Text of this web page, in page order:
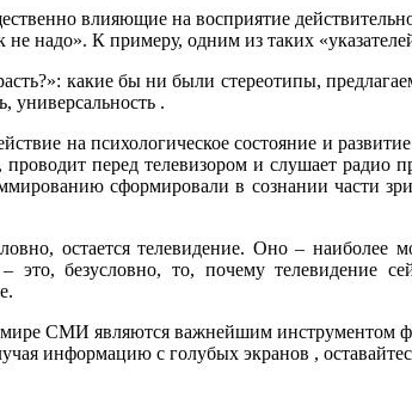
влияющие на восприятие
надо». К примеру, одним из таких
какие бы ни были стереотипы,
универсальность .
на психологическое состояние и
перед телевизором и слушает радио
сформировали в сознании части
остается телевидение. Оно – наиболее
безусловно, то, почему телевидение
СМИ являются важнейшим инструментом
информацию с голубых экранов ,